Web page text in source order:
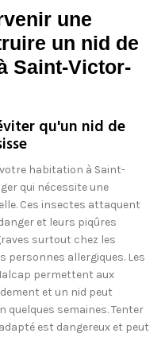
une
un nid de
Saint-Victor-
qu'un nid de
habitation à Saint-
qui nécessite une
Ces insectes attaquent
et leurs piqûres
surtout chez les
personnes allergiques. Les
permettent aux
et un nid peut
quelques semaines. Tenter
est dangereux et peut